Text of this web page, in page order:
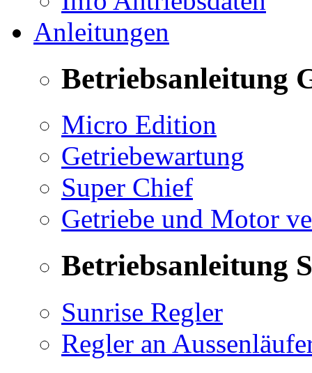
Anleitungen
Betriebsanleitung
Micro Edition
Getriebewartung
Super Chief
Getriebe und Motor
Betriebsanleitung
Sunrise Regler
Regler an